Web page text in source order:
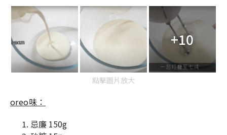
+10
點擊圖片放大
oreo味：
忌廉 150g